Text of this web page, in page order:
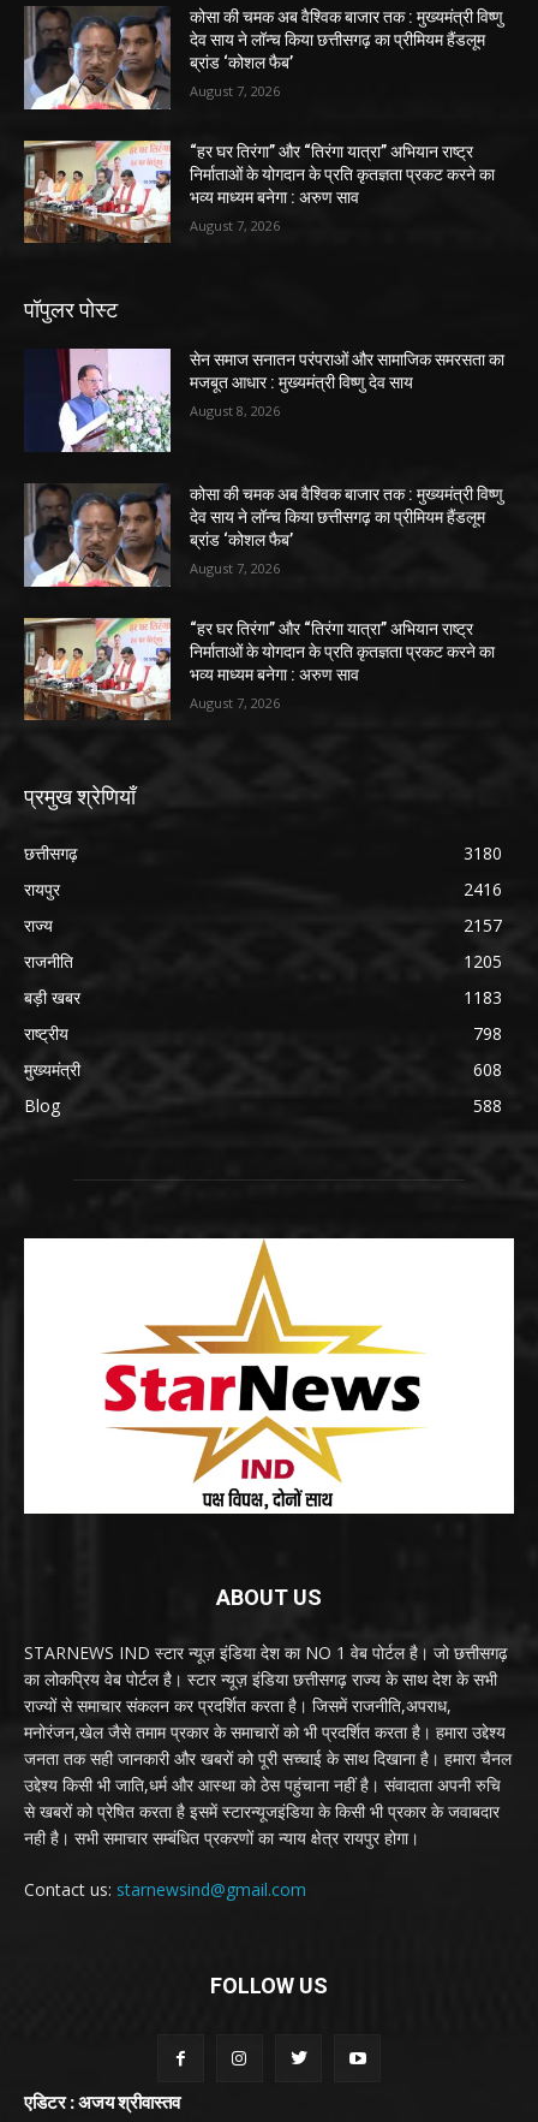
कोसा की चमक अब वैश्विक बाजार तक : मुख्यमंत्री विष्णु
देव साय ने लॉन्च किया छत्तीसगढ़ का प्रीमियम हैंडलूम
ब्रांड ‘कोशल फैब’
August 7, 2026
“हर घर तिरंगा” और “तिरंगा यात्रा” अभियान राष्ट्र
निर्माताओं के योगदान के प्रति कृतज्ञता प्रकट करने का
भव्य माध्यम बनेगा : अरुण साव
August 7, 2026
पॉपुलर पोस्ट
सेन समाज सनातन परंपराओं और सामाजिक समरसता का
मजबूत आधार : मुख्यमंत्री विष्णु देव साय
August 8, 2026
कोसा की चमक अब वैश्विक बाजार तक : मुख्यमंत्री विष्णु
देव साय ने लॉन्च किया छत्तीसगढ़ का प्रीमियम हैंडलूम
ब्रांड ‘कोशल फैब’
August 7, 2026
“हर घर तिरंगा” और “तिरंगा यात्रा” अभियान राष्ट्र
निर्माताओं के योगदान के प्रति कृतज्ञता प्रकट करने का
भव्य माध्यम बनेगा : अरुण साव
August 7, 2026
प्रमुख श्रेणियाँ
छत्तीसगढ़
3180
रायपुर
2416
राज्य
2157
राजनीति
1205
बड़ी खबर
1183
राष्ट्रीय
798
मुख्यमंत्री
608
Blog
588
ABOUT US
STARNEWS IND स्टार न्यूज़ इंडिया देश का NO 1 वेब पोर्टल है। जो छत्तीसगढ़
का लोकप्रिय वेब पोर्टल है। स्टार न्यूज़ इंडिया छत्तीसगढ़ राज्य के साथ देश के सभी
राज्यों से समाचार संकलन कर प्रदर्शित करता है। जिसमें राजनीति,अपराध,
मनोरंजन,खेल जैसे तमाम प्रकार के समाचारों को भी प्रदर्शित करता है। हमारा उद्देश्य
जनता तक सही जानकारी और खबरों को पूरी सच्चाई के साथ दिखाना है। हमारा चैनल
उद्देश्य किसी भी जाति,धर्म और आस्था को ठेस पहुंचाना नहीं है। संवादाता अपनी रुचि
से खबरों को प्रेषित करता है इसमें स्टारन्यूजइंडिया के किसी भी प्रकार के जवाबदार
नही है। सभी समाचार सम्बंधित प्रकरणों का न्याय क्षेत्र रायपुर होगा।
Contact us: starnewsind@gmail.com
FOLLOW US
एडिटर : अजय श्रीवास्तव